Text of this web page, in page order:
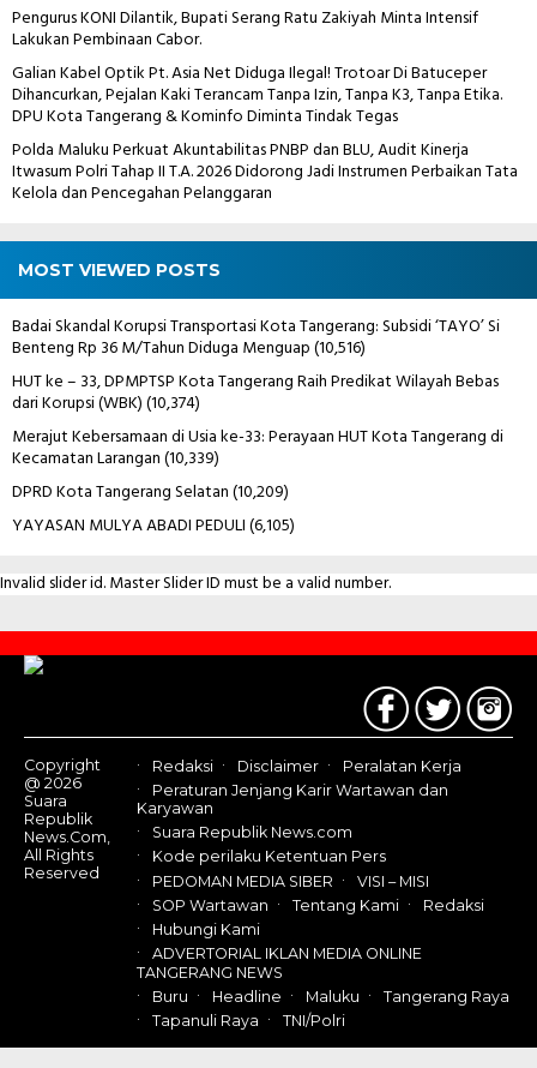
Pengurus KONI Dilantik, Bupati Serang Ratu Zakiyah Minta Intensif
Lakukan Pembinaan Cabor.
Galian Kabel Optik Pt. Asia Net Diduga Ilegal! Trotoar Di Batuceper
Dihancurkan, Pejalan Kaki Terancam Tanpa Izin, Tanpa K3, Tanpa Etika.
DPU Kota Tangerang & Kominfo Diminta Tindak Tegas
Polda Maluku Perkuat Akuntabilitas PNBP dan BLU, Audit Kinerja
Itwasum Polri Tahap II T.A. 2026 Didorong Jadi Instrumen Perbaikan Tata
Kelola dan Pencegahan Pelanggaran
MOST VIEWED POSTS
Badai Skandal Korupsi Transportasi Kota Tangerang: Subsidi ‘TAYO’ Si
Benteng Rp 36 M/Tahun Diduga Menguap(10,516)
HUT ke – 33, DPMPTSP Kota Tangerang Raih Predikat Wilayah Bebas
dari Korupsi (WBK)(10,374)
Merajut Kebersamaan di Usia ke-33: Perayaan HUT Kota Tangerang di
Kecamatan Larangan(10,339)
DPRD Kota Tangerang Selatan(10,209)
YAYASAN MULYA ABADI PEDULI(6,105)
Invalid slider id. Master Slider ID must be a valid number.
Contact
Us
Copyright
@ 2026
Suara
Republik
News.Com,
All Rights
Reserved
Redaksi Disclaimer
Peralatan Kerja
Peraturan Jenjang Karir Wartawan dan
Karyawan
Suara Republik News.com
Kode perilaku Ketentuan Pers
PEDOMAN MEDIA SIBER
VISI – MISI
SOP Wartawan
Tentang Kami
Redaksi
Hubungi Kami
ADVERTORIAL IKLAN MEDIA ONLINE
TANGERANG NEWS
Buru
Headline Maluku
Tangerang Raya
Tapanuli Raya
TNI/Polri